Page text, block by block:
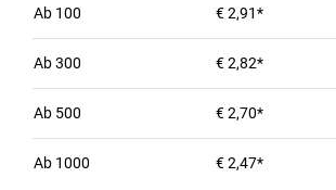
Ab 100 € 2,91*
Ab300 € 2,82*
Ab 500 € 2,70*
Ab 1000 € 2,47*